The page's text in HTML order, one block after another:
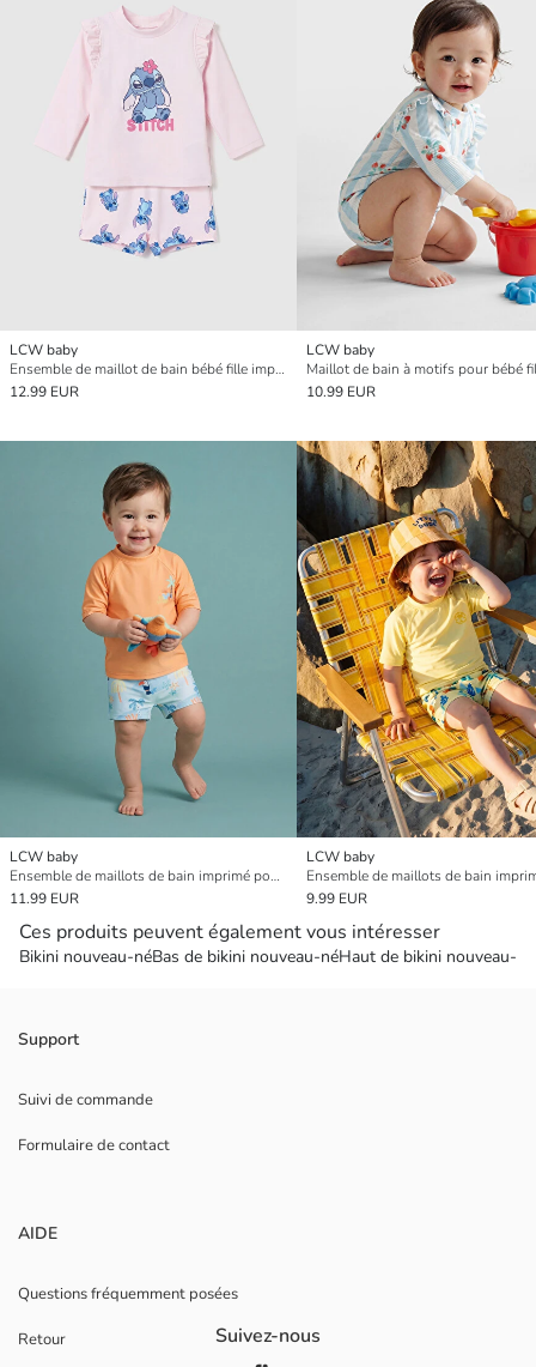
LCW baby
Ensemble de maillot de bain bébé fille imprimé Stitch
12.99 EUR
LCW baby
Maillot de bain à motifs pour bébé
10.99 EUR
LCW baby
Ensemble de maillots de bain imprimé pour bébés garçons
11.99 EUR
LCW baby
9.99 EUR
Ces produits peuvent également vous intéresser
Bikini nouveau-néBas de bikini nouveau-néHaut de bikini nouveau-né
Support
Suivi de commande
Formulaire de contact
AIDE
Questions fréquemment posées
Retour Suivez-nous